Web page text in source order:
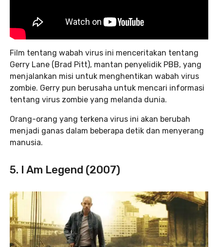
Film tentang wabah virus ini menceritakan tentang
Gerry Lane (Brad Pitt), mantan penyelidik PBB, yang
menjalankan misi untuk menghentikan wabah virus
zombie. Gerry pun berusaha untuk mencari informasi
tentang virus zombie yang melanda dunia.
Orang-orang yang terkena virus ini akan berubah
menjadi ganas dalam beberapa detik dan menyerang
manusia.
5. I Am Legend (2007)